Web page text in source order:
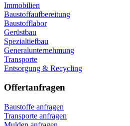
Immobilien
Baustoffaufbereitung
Baustofflabor
Gerüstbau
Spezialtiefbau
Generalunternehmung
Transporte
Entsorgung & Recycling
Offertanfragen
Baustoffe anfragen
Transporte anfragen